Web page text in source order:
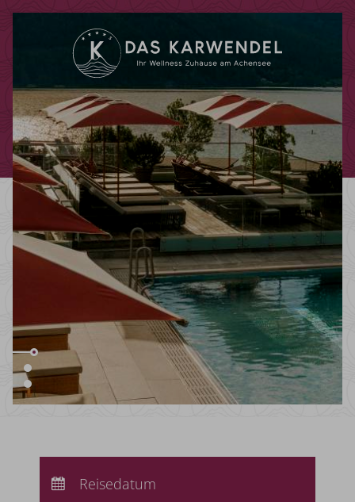
Abreise:keine Auswahl
Reisedatum
Codes einlösen
Hier können Sie Ihre Aktionscodes
oder Gutscheine einlösen.
Aktuell akzeptieren wir folgende
Codes:
Bonuscode
Gutscheine